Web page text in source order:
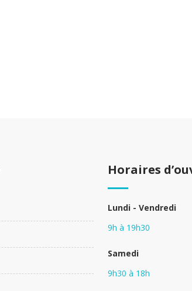
Horaires
Lundi - Vendredi
9h à 19h30
Samedi
9h30 à 18h